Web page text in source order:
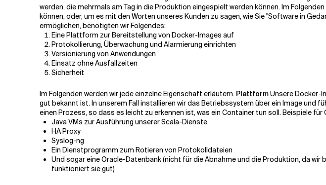
Verwandte Themen
werden, die mehrmals am Tag in die Produktion eingespielt werden können. Im
können, oder, um es mit den Worten unseres Kunden zu sagen, wie Sie "Software in
ermöglichen, benötigten wir Folgendes:
Eine Plattform zur Bereitstellung von Docker-Images auf
Protokollierung, Überwachung und Alarmierung einrichten
Versionierung von Anwendungen
Einsatz ohne Ausfallzeiten
Sicherheit
Im Folgenden werden wir jede einzelne Eigenschaft erläutern. PlattformUnsere Docker-
gut bekannt ist. In unserem Fall installieren wir das Betriebssystem über ein Image und
einen Prozess, so dass es leicht zu erkennen ist, was ein Container tun soll. Beispiele für
Java VMs zur Ausführung unserer Scala-Dienste
HA Proxy
Syslog-ng
Ein Dienstprogramm zum Rotieren von Protokolldateien
Und sogar eine Oracle-Datenbank (nicht für die Abnahme und die Produktion, da
funktioniert sie gut)